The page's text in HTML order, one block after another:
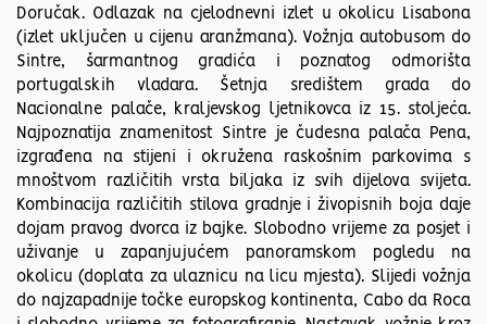
Doručak. Odlazak na cjelodnevni izlet u okolicu Lisabona
(izlet uključen u cijenu aranžmana). Vožnja autobusom do
Sintre, šarmantnog gradića i poznatog odmorišta
portugalskih vladara. Šetnja središtem grada do
Nacionalne palače, kraljevskog ljetnikovca iz 15. stoljeća.
Najpoznatija znamenitost Sintre je čudesna palača Pena,
izgrađena na stijeni i okružena raskošnim parkovima s
mnoštvom različitih vrsta biljaka iz svih dijelova svijeta.
Kombinacija različitih stilova gradnje i živopisnih boja daje
dojam pravog dvorca iz bajke. Slobodno vrijeme za posjet i
uživanje u zapanjujućem panoramskom pogledu na
okolicu (doplata za ulaznicu na licu mjesta). Slijedi vožnja
do najzapadnije točke europskog kontinenta, Cabo da Roca